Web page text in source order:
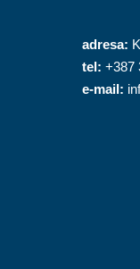
adresa:
tel: +387
e-mail: